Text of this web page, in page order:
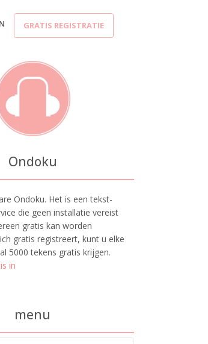
GRATIS REGISTRATIE
Ondoku
Ondoku. Het is een tekst-
die geen installatie vereist
gratis kan worden
gratis registreert, kunt u elke
5000 tekens gratis krijgen.
in
menu